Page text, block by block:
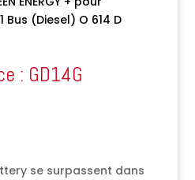
: GD14G
se surpassent dans